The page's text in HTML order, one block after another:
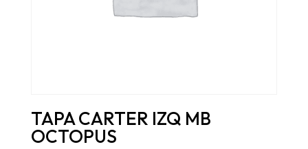
TAPA CARTER IZQ MB
OCTOPUS